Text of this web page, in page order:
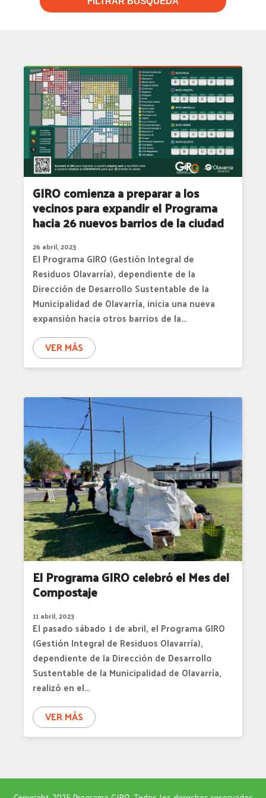
GIRO comienza a preparar a los
vecinos para expandir el Programa
hacia 26 nuevos barrios de la ciudad
26 abril, 2023
El Programa GIRO (Gestión Integral de
Residuos Olavarría), dependiente de la
Dirección de Desarrollo Sustentable de la
Municipalidad de Olavarría, inicia una nueva
expansión hacia otros barrios de la…
VER MÁS
El Programa GIRO celebró el Mes del
Compostaje
11 abril, 2023
El pasado sábado 1 de abril, el Programa GIRO
(Gestión Integral de Residuos Olavarría),
dependiente de la Dirección de Desarrollo
Sustentable de la Municipalidad de Olavarría,
realizó en el…
VER MÁS